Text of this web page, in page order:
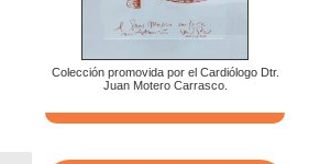
Colección promovida por el Cardiólogo Dtr.
Juan Motero Carrasco.